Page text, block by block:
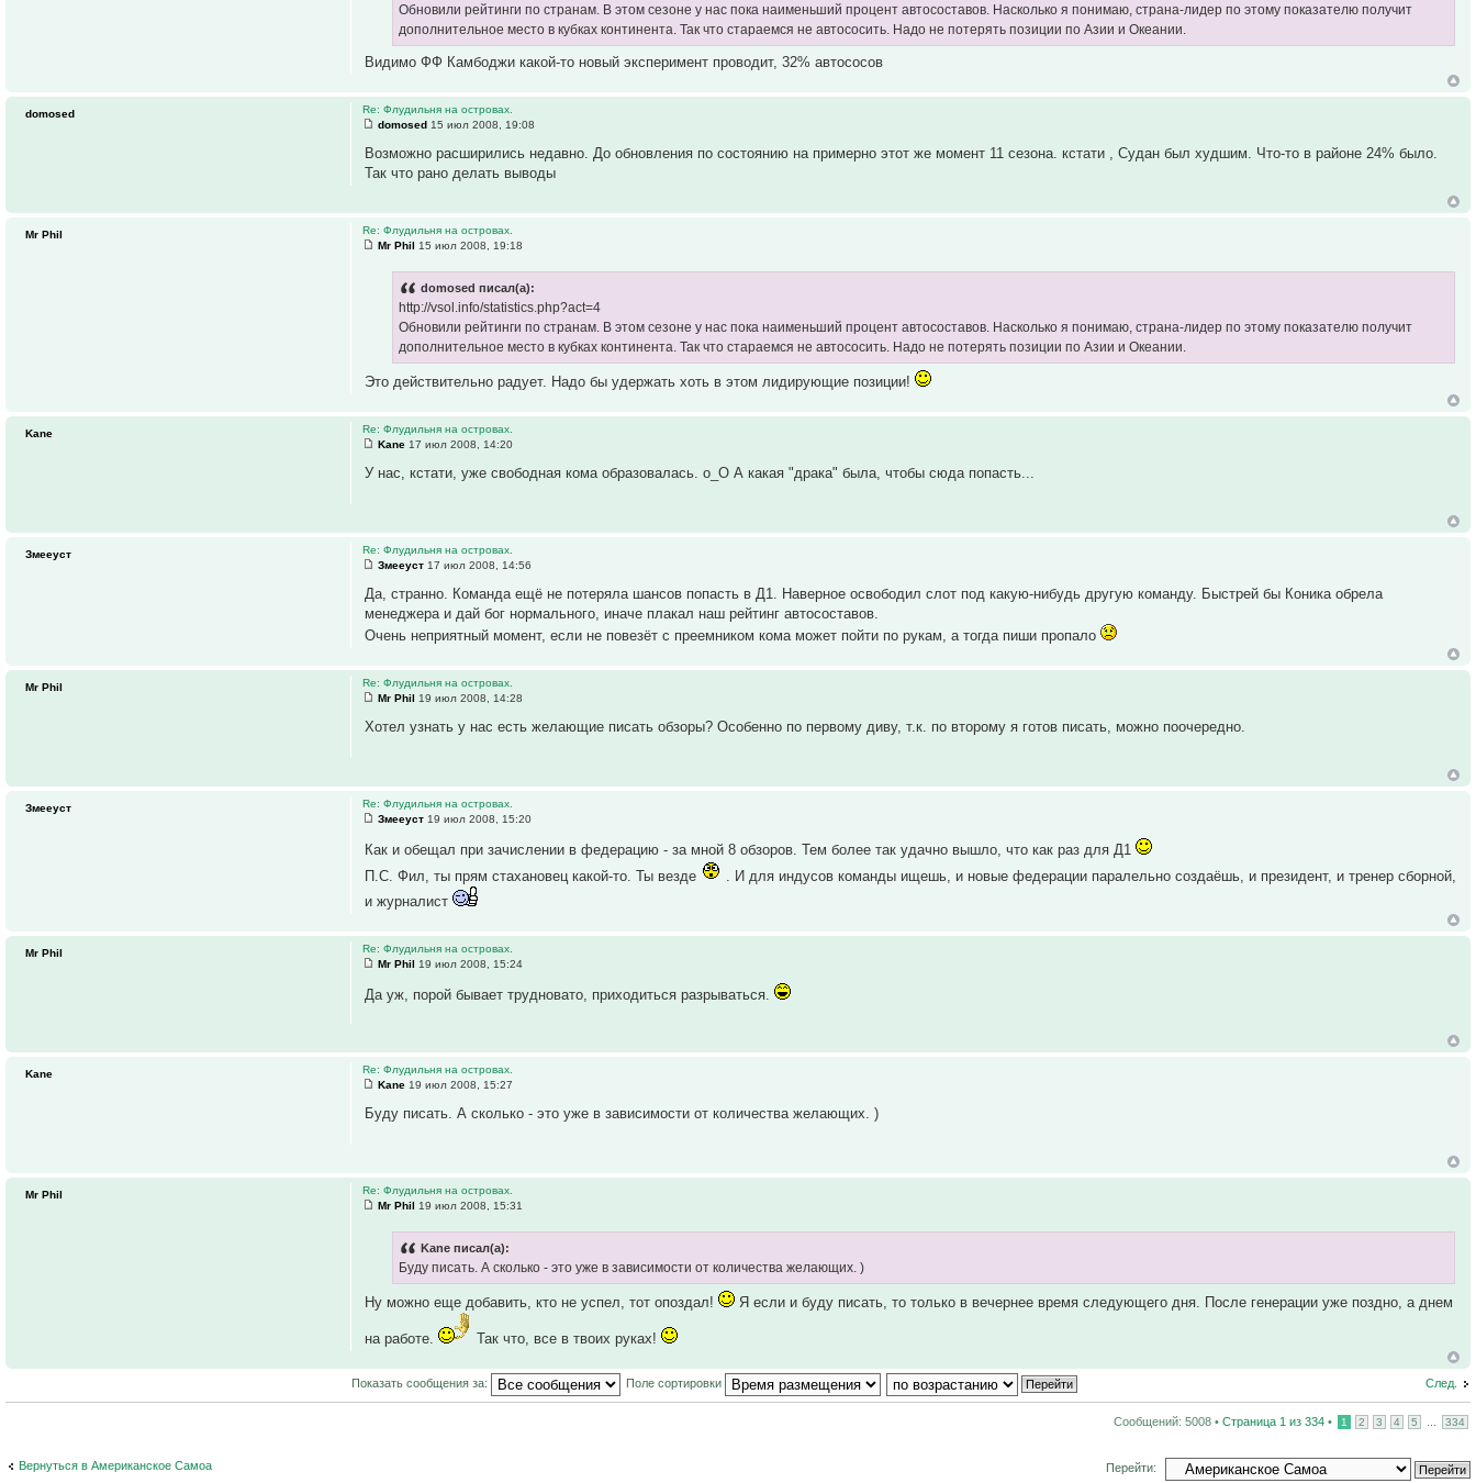
Обновили рейтинги по странам. В этом сезоне у нас пока наименьший процент автосоставов. Насколько я понимаю, страна-лидер по этому показателю получит
дополнительное место в кубках континента. Так что стараемся не автососить. Надо не потерять позиции по Азии и Океании.
Видимо ФФ Камбоджи какой-то новый эксперимент проводит, 32% автососов
Re: Флудильня на островах.
domosed 15 июл 2008, 19:08
Возможно расширились недавно. До обновления по состоянию на примерно этот же момент 11 сезона. кстати , Судан был худшим. Что-то в районе 24% было.
Так что рано делать выводы
domosed
Re: Флудильня на островах.
Mr Phil 15 июл 2008, 19:18
domosed писал(а):
http://vsol.info/statistics.php?act=4
Обновили рейтинги по странам. В этом сезоне у нас пока наименьший процент автосоставов. Насколько я понимаю, страна-лидер по этому показателю получит
дополнительное место в кубках континента. Так что стараемся не автососить. Надо не потерять позиции по Азии и Океании.
Это действительно радует. Надо бы удержать хоть в этом лидирующие позиции!
Mr Phil
Re: Флудильня на островах.
Kane 17 июл 2008, 14:20
У нас, кстати, уже свободная кома образовалась. о_О А какая "драка" была, чтобы сюда попасть...
Kane
Re: Флудильня на островах.
Змееуст 17 июл 2008, 14:56
Да, странно. Команда ещё не потеряла шансов попасть в Д1. Наверное освободил слот под какую-нибудь другую команду. Быстрей бы Коника обрела
менеджера и дай бог нормального, иначе плакал наш рейтинг автосоставов.
Очень неприятный момент, если не повезёт с преемником кома может пойти по рукам, а тогда пиши пропало
Змееуст
Re: Флудильня на островах.
Mr Phil 19 июл 2008, 14:28
Хотел узнать у нас есть желающие писать обзоры? Особенно по первому диву, т.к. по второму я готов писать, можно поочередно.
Mr Phil
Re: Флудильня на островах.
Змееуст 19 июл 2008, 15:20
Как и обещал при зачислении в федерацию - за мной 8 обзоров. Тем более так удачно вышло, что как раз для Д1
П.С. Фил, ты прям стахановец какой-то. Ты везде
. И для индусов команды ищешь, и новые федерации паралельно создаёшь, и президент, и тренер сборной,
и журналист
Змееуст
Re: Флудильня на островах.
Mr Phil 19 июл 2008, 15:24
Да уж, порой бывает трудновато, приходиться разрываться.
Mr Phil
Re: Флудильня на островах.
Kane 19 июл 2008, 15:27
Буду писать. А сколько - это уже в зависимости от количества желающих. )
Kane
Re: Флудильня на островах.
Mr Phil 19 июл 2008, 15:31
Kane писал(а):
Буду писать. А сколько - это уже в зависимости от количества желающих. )
Ну можно еще добавить, кто не успел, тот опоздал! Я если и буду писать, то только в вечернее время следующего дня. После генерации уже поздно, а днем
на работе. Так что, все в твоих руках!
Mr Phil
След.
Показать сообщения за: Поле сортировки
Сообщений: 5008 • Страница 1 из 334 • 1 2 3 4 5 334
Вернуться в Американское Самоа Перейти: